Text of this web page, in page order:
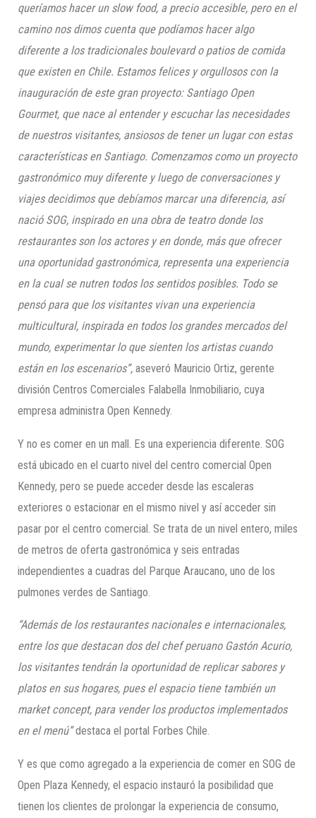
queríamos hacer un slow food, a precio accesible, pero en el
camino nos dimos cuenta que podíamos hacer algo
diferente a los tradicionales boulevard o patios de comida
que existen en Chile. Estamos felices y orgullosos con la
inauguración de este gran proyecto: Santiago Open
Gourmet, que nace al entender y escuchar las necesidades
de nuestros visitantes, ansiosos de tener un lugar con estas
características en Santiago. Comenzamos como un proyecto
gastronómico muy diferente y luego de conversaciones y
viajes decidimos que debíamos marcar una diferencia, así
nació SOG, inspirado en una obra de teatro donde los
restaurantes son los actores y en donde, más que ofrecer
una oportunidad gastronómica, representa una experiencia
en la cual se nutren todos los sentidos posibles. Todo se
pensó para que los visitantes vivan una experiencia
multicultural, inspirada en todos los grandes mercados del
mundo, experimentar lo que sienten los artistas cuando
están en los escenarios”, aseveró Mauricio Ortiz, gerente
división Centros Comerciales Falabella Inmobiliario, cuya
empresa administra Open Kennedy.
Y no es comer en un mall. Es una experiencia diferente. SOG
está ubicado en el cuarto nivel del centro comercial Open
Kennedy, pero se puede acceder desde las escaleras
exteriores o estacionar en el mismo nivel y así acceder sin
pasar por el centro comercial. Se trata de un nivel entero, miles
de metros de oferta gastronómica y seis entradas
independientes a cuadras del Parque Araucano, uno de los
pulmones verdes de Santiago.
“Además de los restaurantes nacionales e internacionales,
entre los que destacan dos del chef peruano Gastón Acurio,
los visitantes tendrán la oportunidad de replicar sabores y
platos en sus hogares, pues el espacio tiene también un
market concept, para vender los productos implementados
en el menú”destaca el portal Forbes Chile.
Y es que como agregado a la experiencia de comer en SOG de
Open Plaza Kennedy, el espacio instauró la posibilidad que
tienen los clientes de prolongar la experiencia de consumo,